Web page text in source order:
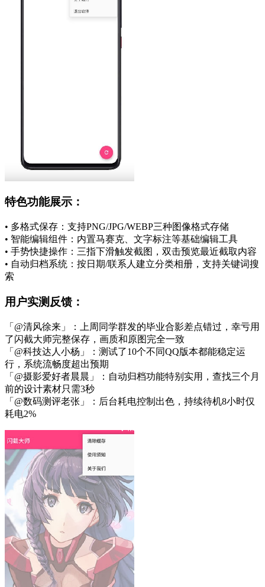
特色功能展示：
• 多格式保存：支持PNG/JPG/WEBP三种图像格式存储
• 智能编辑组件：内置马赛克、文字标注等基础编辑工具
• 手势快捷操作：三指下滑触发截图，双击预览最近截取内容
• 自动归档系统：按日期/联系人建立分类相册，支持关键词搜
索
用户实测反馈：
「@清风徐来」：上周同学群发的毕业合影差点错过，幸亏用
了闪截大师完整保存，画质和原图完全一致
「@科技达人小杨」：测试了10个不同QQ版本都能稳定运
行，系统流畅度超出预期
「@摄影爱好者晨晨」：自动归档功能特别实用，查找三个月
前的设计素材只需3秒
「@数码测评老张」：后台耗电控制出色，持续待机8小时仅
耗电2%